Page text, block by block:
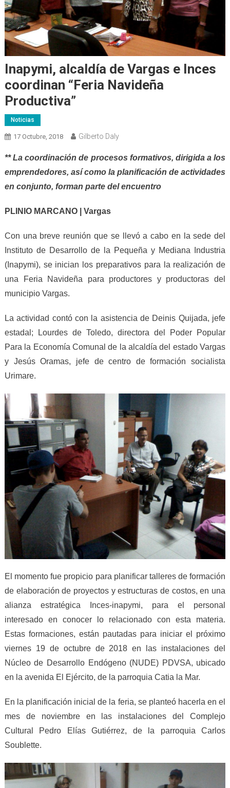
Inapymi, alcaldía de Vargas e Inces
coordinan “Feria Navideña
Productiva”
Noticias
17 Octubre, 2018 Gilberto Daly
** La coordinación de procesos formativos, dirigida a los
emprendedores, así como la planificación de actividades
en conjunto, forman parte del encuentro
PLINIO MARCANO | Vargas
Con una breve reunión que se llevó a cabo en la sede del
Instituto de Desarrollo de la Pequeña y Mediana Industria
(Inapymi), se inician los preparativos para la realización de
una Feria Navideña para productores y productoras del
municipio Vargas.
La actividad contó con la asistencia de Deinis Quijada, jefe
estadal; Lourdes de Toledo, directora del Poder Popular
Para la Economía Comunal de la alcaldía del estado Vargas
y Jesús Oramas, jefe de centro de formación socialista
Urimare.
El momento fue propicio para planificar talleres de formación
de elaboración de proyectos y estructuras de costos, en una
alianza estratégica Inces-inapymi, para el personal
interesado en conocer lo relacionado con esta materia.
Estas formaciones, están pautadas para iniciar el próximo
viernes 19 de octubre de 2018 en las instalaciones del
Núcleo de Desarrollo Endógeno (NUDE) PDVSA, ubicado
en la avenida El Ejército, de la parroquia Catia la Mar.
En la planificación inicial de la feria, se planteó hacerla en el
mes de noviembre en las instalaciones del Complejo
Cultural Pedro Elías Gutiérrez, de la parroquia Carlos
Soublette.